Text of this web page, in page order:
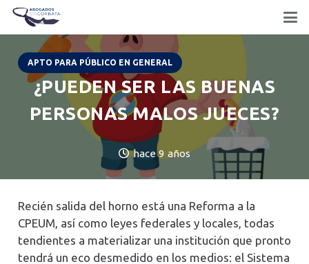
APTO PARA PÚBLICO EN GENERAL
¿PUEDEN SER LAS BUENAS
PERSONAS MALOS JUECES?
hace 9 años
Recién salida del horno está una Reforma a la
CPEUM, así como leyes federales y locales, todas
tendientes a materializar una institución que pronto
tendrá un eco desmedido en los medios: el Sistema